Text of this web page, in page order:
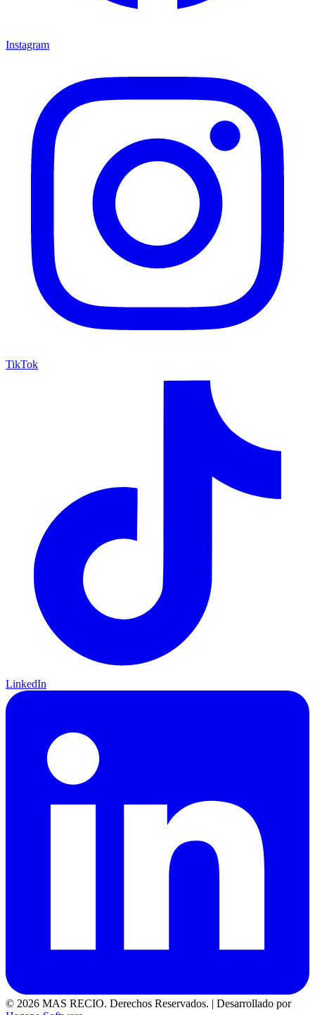
Instagram
TikTok
LinkedIn
© 2026 MAS RECIO. Derechos Reservados. | Desarrollado por